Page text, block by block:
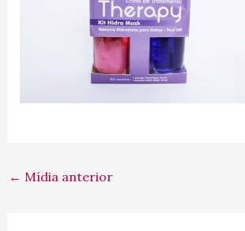
← Mídia anterior